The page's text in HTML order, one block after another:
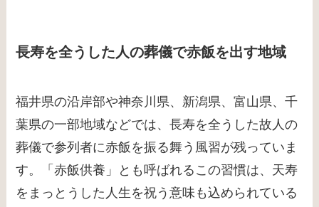
長寿を全うした人の葬儀で赤飯を出す地域
福井県の沿岸部や神奈川県、新潟県、富山県、千
葉県の一部地域などでは、長寿を全うした故人の
葬儀で参列者に赤飯を振る舞う風習が残っていま
す。「赤飯供養」とも呼ばれるこの習慣は、天寿
をまっとうした人生を祝う意味も込められている